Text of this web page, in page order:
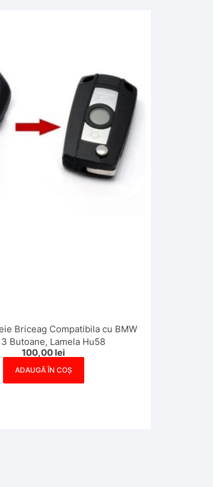
Briceag Compatibila cu BMW
Butoane, Lamela Hu58
100,00 lei
ADAUGĂ ÎN COȘ